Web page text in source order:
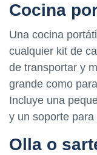
Cocina
Una cocina
cualquier kit de
de transportar y
grande como
Incluye una
y un soporte
Olla o